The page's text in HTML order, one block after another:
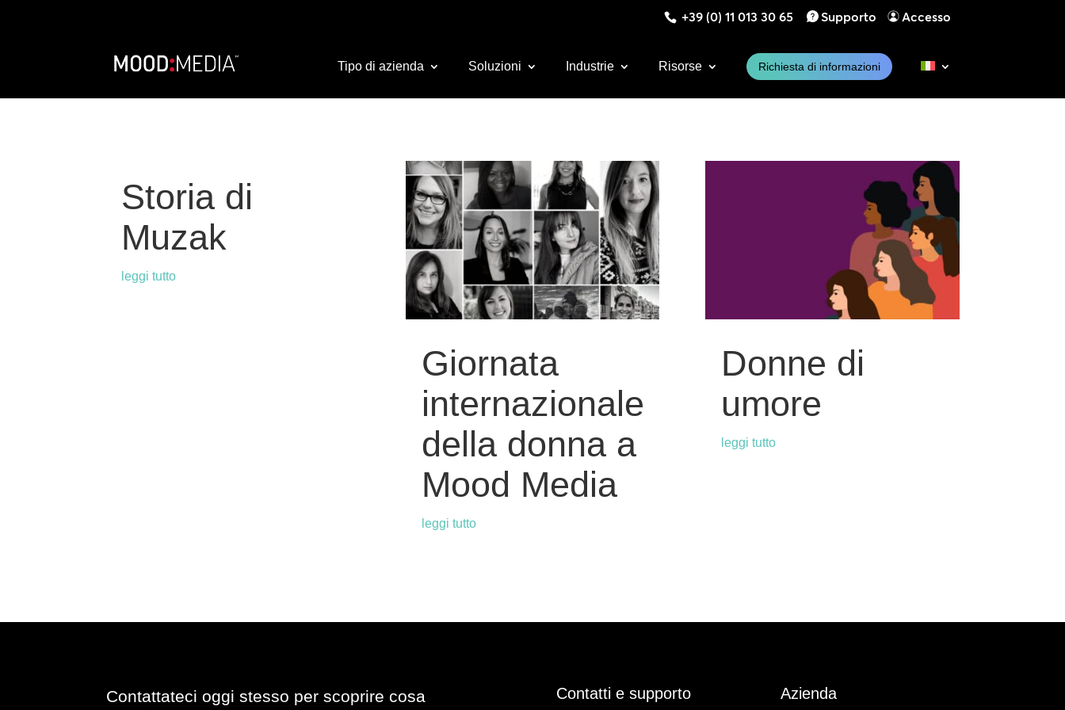
+39 (0) 11 013 30 65 Supporto Accesso
Tipo di azienda Soluzioni Industrie Risorse Richiesta di informazioni
Storia di
Muzak
leggi tutto
Giornata
internazionale
della donna a
Mood Media
leggi tutto
Donne di
umore
leggi tutto
Contattateci oggi stesso per scoprire cosa
Contatti e supporto Azienda